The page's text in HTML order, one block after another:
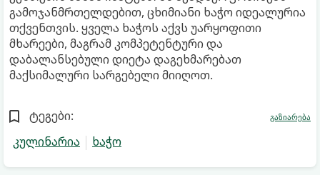
გამოჯანმრთელდებით, ცხიმიანი ხაჭო იდეალურია
თქვენთვის. ყველა ხაჭოს აქვს უარყოფითი
მხარეები, მაგრამ კომპეტენტური და
დაბალანსებული დიეტა დაგეხმარებათ
მაქსიმალური სარგებელი მიიღოთ.
ტეგები:
კულინარია
ხაჭო
გაზიარება